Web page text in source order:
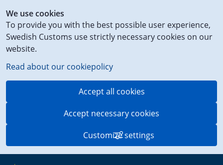
We use cookies
To provide you with the best possible user experience,
Swedish Customs use strictly necessary cookies on our
website.
Read about our cookiepolicy
Accept all cookies
Accept necessary cookies
Customize settings
to
content
on
this
page